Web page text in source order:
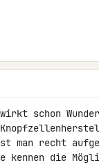
schon
man recht
kennen die